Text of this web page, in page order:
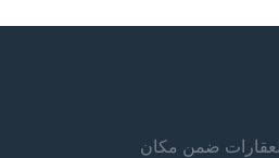
ضمن مكان